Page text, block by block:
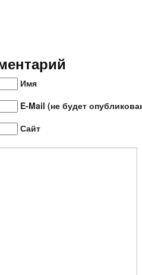
Имя
E-Mail (не будет
Сайт